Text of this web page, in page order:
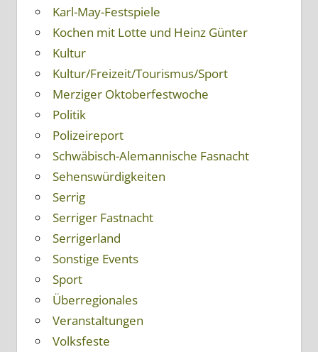
Karl-May-Festspiele
Kochen mit Lotte und Heinz Günter
Kultur
Kultur/Freizeit/Tourismus/Sport
Merziger Oktoberfestwoche
Politik
Polizeireport
Schwäbisch-Alemannische Fasnacht
Sehenswürdigkeiten
Serrig
Serriger Fastnacht
Serrigerland
Sonstige Events
Sport
Überregionales
Veranstaltungen
Volksfeste